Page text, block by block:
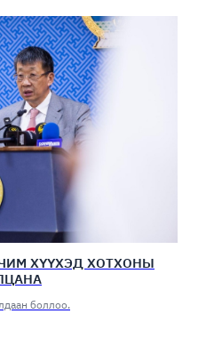
ХҮҮХЭД ХОТХОНЫ
боллоо.